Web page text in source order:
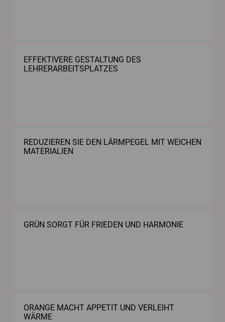
EFFEKTIVERE GESTALTUNG DES
LEHRERARBEITSPLATZES
REDUZIEREN SIE DEN LÄRMPEGEL MIT WEICHEN
MATERIALIEN
GRÜN SORGT FÜR FRIEDEN UND HARMONIE
ORANGE MACHT APPETIT UND VERLEIHT
WÄRME